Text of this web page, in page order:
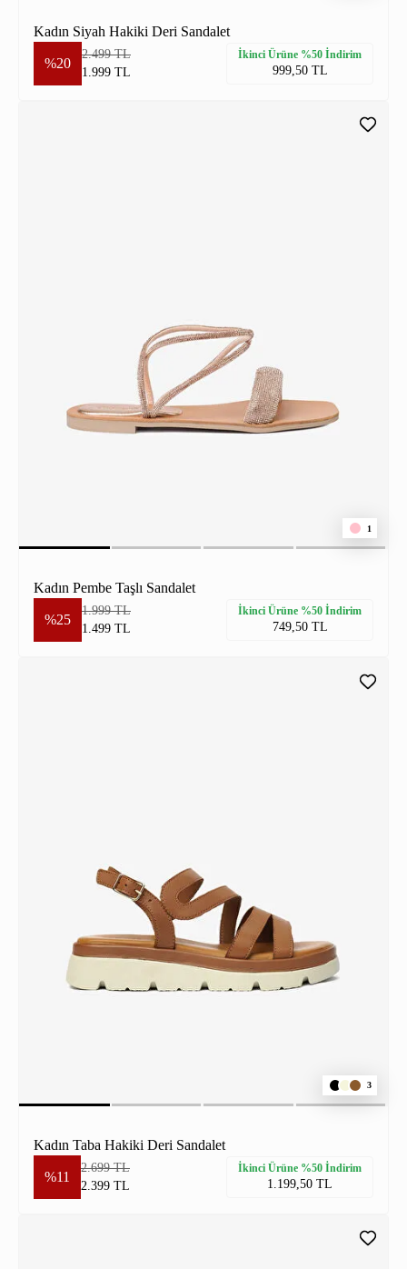
Kadın Siyah Hakiki Deri Sandalet
%20
2.499 TL
1.999 TL
İkinci Ürüne %50 İndirim
999,50 TL
1
Kadın Pembe Taşlı Sandalet
%25
1.999 TL
1.499 TL
İkinci Ürüne %50 İndirim
749,50 TL
3
Kadın Taba Hakiki Deri Sandalet
%11
2.699 TL
2.399 TL
İkinci Ürüne %50 İndirim
1.199,50 TL